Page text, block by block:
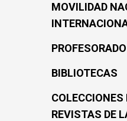
MOVILIDAD
BIBLIOTECAS
REVISTAS DE